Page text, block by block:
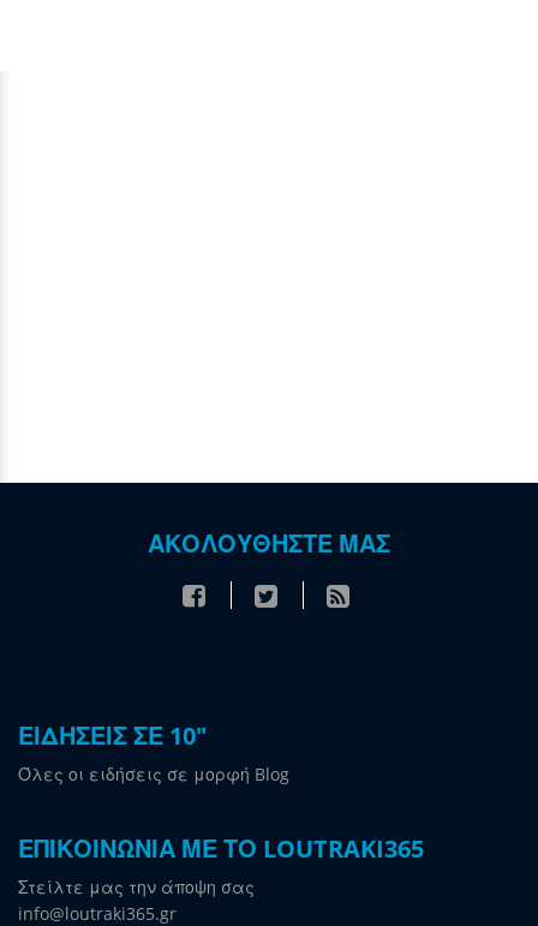
ΑΚΟΛΟΥΘΗΣΤΕ ΜΑΣ
ΕΙΔΗΣΕΙΣ ΣΕ 10"
Όλες οι ειδήσεις σε μορφή Blog
ΕΠΙΚΟΙΝΩΝΙΑ ΜΕ ΤΟ LOUTRAKI365
Στείλτε μας την άποψη σας
info@loutraki365.gr